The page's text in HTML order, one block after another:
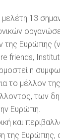
13
της Ευρώπης
friends,
η
το μέλλον
των
Ευρώπη.
και
της Ευρώπης,